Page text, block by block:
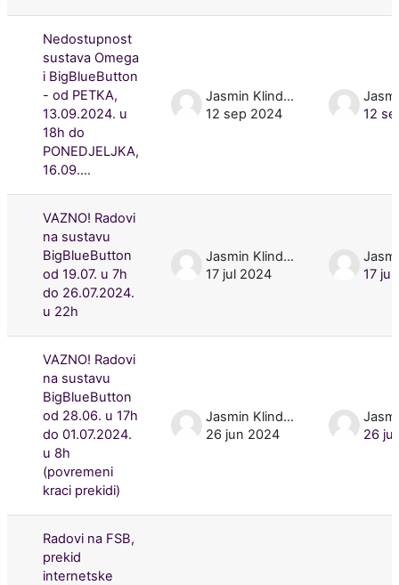
Nedostupnost
sustava Omega
i BigBlueButton
- od PETKA,
13.09.2024. u
18h do
PONEDJELJKA,
16.09....
Jasmin Klindžić
12 sep 2024
12
VAZNO! Radovi
na sustavu
BigBlueButton
od 19.07. u 7h
do 26.07.2024.
u 22h
Jasmin Klindžić
17 jul 2024
17 jul
VAZNO! Radovi
na sustavu
BigBlueButton
od 28.06. u 17h
do 01.07.2024.
u 8h
(povremeni
kraci prekidi)
Jasmin Klindžić
26 jun 2024
26
Radovi na FSB,
prekid
internetske